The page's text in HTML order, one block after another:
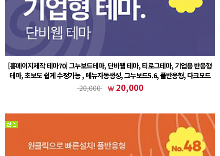
[홈페이지제작 테마70] 그누보드테마, 단비웹 테마, 티로그테마, 기업용 반응형
테마, 초보도 쉽게 수정가능 , 메뉴자동생성, 그누보드5.6, 풀반응형, 다크모드
① 그누보드 테마 설치후 (테마)sample70 선택② 회원가입 설정 - 회원 스킨 (테마)basic 선택주
의사항※ 기본5.6 정식버전을 기반으로 작업된 테마입니다. 5.6에서도 호환이 가능합니다.※ 기
20,000 20,000